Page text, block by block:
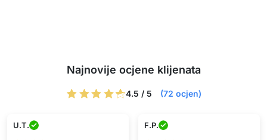
Najnovije ocjene klijenata
4.5 / 5 (72 ocjen)
U.T. F.P.